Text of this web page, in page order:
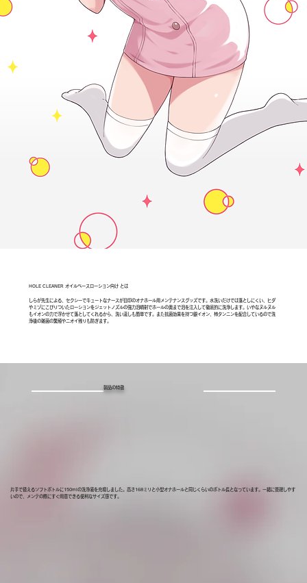
HOLE CLEANER オイルベースローション向け とは
しらが先生による、セクシーでキュートなナースが目印のオナホール用メンテナンスグッズです。水洗いだけでは落としにくい、ヒダ
やミゾにこびりついたローションをジェットノズルの強力泡噴射でホールの奥まで泡を注入して徹底的に洗浄します。いやなヌルヌル
もイオンの力で浮かせて落としてくれるから、洗い流しも簡単です。また抗菌効果を持つ銀イオン、柿タンニンを配合しているので洗
浄後の雑菌の繁殖やニオイ残りも防ぎます。
製品の特徴
片手で扱えるソフトボトルに150mlの洗浄液を充填しました。高さ168ミリと小型オナホールと同じくらいのボトル長となっています。一緒に管理しやす
いので、メンテの際にすぐ用意できる便利なサイズ感です。